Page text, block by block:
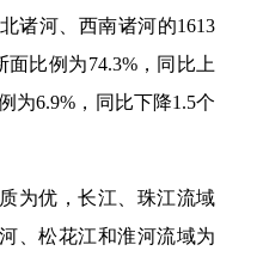
诸河、西南诸河的1613
比例为74.3%，同比上
为6.9%，同比下降1.5个
为优，长江、珠江流域
、松花江和淮河流域为